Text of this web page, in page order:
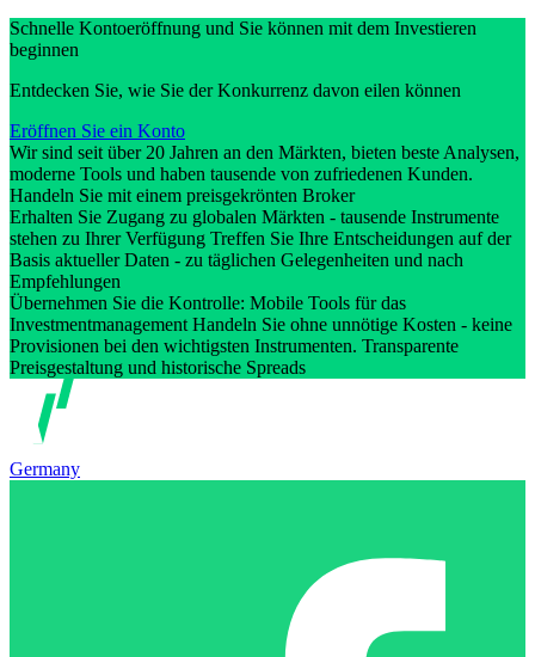
Schnelle Kontoeröffnung und Sie können mit dem Investieren
beginnen
Entdecken Sie, wie Sie der Konkurrenz davon eilen können
Eröffnen Sie ein Konto
Wir sind seit über 20 Jahren an den Märkten, bieten beste Analysen,
moderne Tools und haben tausende von zufriedenen Kunden.
Handeln Sie mit einem preisgekrönten Broker
Erhalten Sie Zugang zu globalen Märkten - tausende Instrumente
stehen zu Ihrer Verfügung Treffen Sie Ihre Entscheidungen auf der
Basis aktueller Daten - zu täglichen Gelegenheiten und nach
Empfehlungen
Übernehmen Sie die Kontrolle: Mobile Tools für das
Investmentmanagement Handeln Sie ohne unnötige Kosten - keine
Provisionen bei den wichtigsten Instrumenten. Transparente
Preisgestaltung und historische Spreads
Germany